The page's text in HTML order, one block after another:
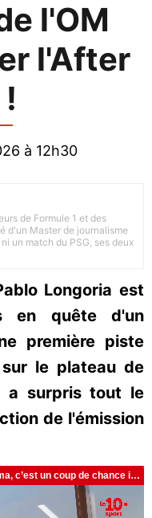
l'OM
l'After
à 12h30
de Formule 1 et des
d'un Master de journalisme
un match du PSG, ses deux
Longoria est
en quête d'un
première piste
le plateau de
a surpris tout le
de l'émission